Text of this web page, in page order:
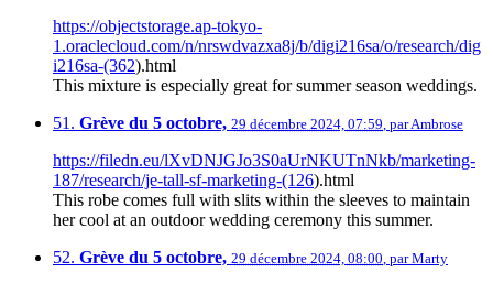
https://objectstorage.ap-tokyo-
1.oraclecloud.com/n/nrswdvazxa8j/b/digi216sa/o/research/dig
i216sa-(362).html
This mixture is especially great for summer season weddings.
51. Grève du 5 octobre, 29 décembre 2024, 07:59 parAmbrose
https://filedn.eu/lXvDNJGJo3S0aUrNKUTnNkb/marketing-
187/research/je-tall-sf-marketing-(126).html
This robe comes full with slits within the sleeves to maintain
her cool at an outdoor wedding ceremony this summer.
52. Grève du 5 octobre, 29 décembre 2024, 08:00 parMarty